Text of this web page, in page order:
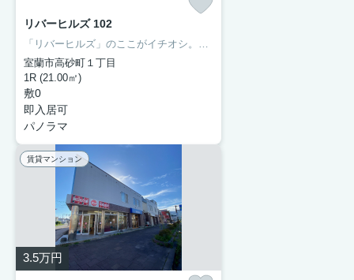
リバーヒルズ 102
「リバーヒルズ」のここがイチオシ。近くにはセイコーマート 室蘭高砂2丁目店(徒歩5分)がありちょっとした買い物に便利です。来客時にはTVインターホンで訪問者の顔を確認することができます。収納はシューズボックス・押入などが備え付けられているので、衣類や日用品の収納に重宝します。バストイレ別なので浴室のスペースを広く使えます。
室蘭市高砂町１丁目
1R (21.00㎡)
敷0
即入居可
パノラマ
賃貸マンション
3.5万円